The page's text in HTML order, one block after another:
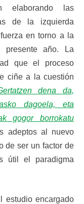
elaborando las
de la izquierda
en torno a la
presente año. La
que el proceso
ciñe a la cuestión
dena da,
dagoela, eta
gogor borrokatu
adeptos al nuevo
de ser un factor de
útil el paradigma
estudio encargado